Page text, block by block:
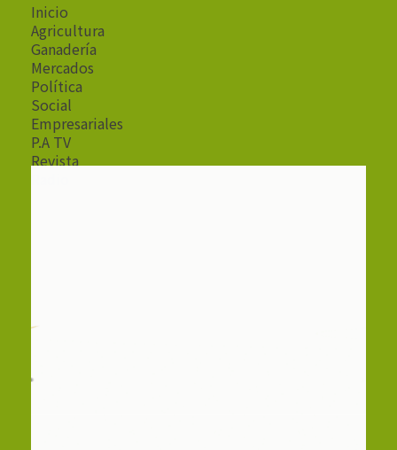
Inicio
Agricultura
Ganadería
Mercados
Política
Social
Empresariales
P.A TV
Revista